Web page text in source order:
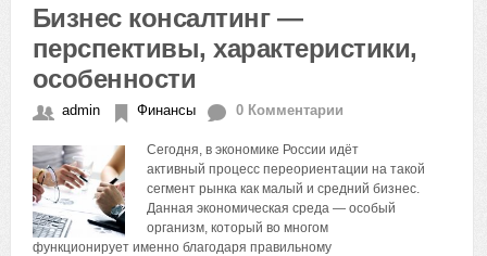
Бизнес консалтинг —
перспективы, характеристики,
особенности
admin Финансы 0 Комментарии
Сегодня, в экономике России идёт
активный процесс переориентации на такой
сегмент рынка как малый и средний бизнес.
Данная экономическая среда — особый
организм, который во многом
функционирует именно благодаря правильному